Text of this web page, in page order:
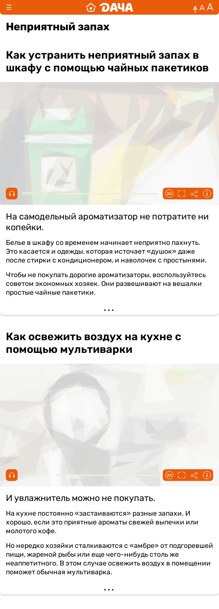
☰ А А А
Неприятный запах
Как устранить неприятный запах в
шкафу с помощью чайных пакетиков
00:00 / 00:51
На самодельный ароматизатор не потратите ни
копейки.
Белье в шкафу со временем начинает неприятно пахнуть.
Это касается и одежды, которая источает «душок» даже
после стирки с кондиционером, и наволочек c простынями.
Чтобы не покупать дорогие ароматизаторы, воспользуйтесь
советом экономных хозяек. Они развешивают на вешалки
простые чайные пакетики.
Как освежить воздух на кухне с
помощью мультиварки
00:00 / 01:00
И увлажнитель можно не покупать.
На кухне постоянно «застаиваются» разные запахи. И
хорошо, если это приятные ароматы свежей выпечки или
молотого кофе.
Но нередко хозяйки сталкиваются с «амбре» от подгоревшей
пищи, жареной рыбы или еще чего-нибудь столь же
неаппетитного. В этом случае освежить воздух в помещении
поможет обычная мультиварка.